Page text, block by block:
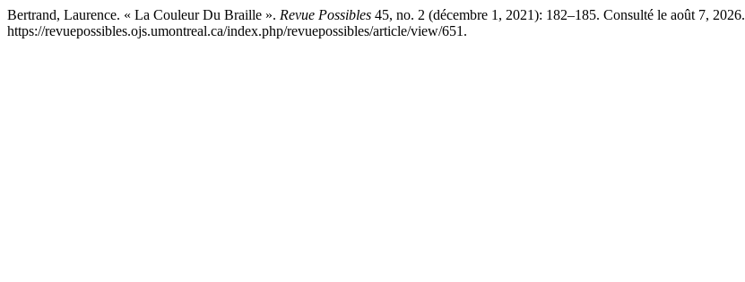
Bertrand, Laurence. « La Couleur Du Braille ». Revue Possibles 45, no. 2 (décembre 1, 2021): 182–185. Consulté le août 7, 2026.
https://revuepossibles.ojs.umontreal.ca/index.php/revuepossibles/article/view/651.